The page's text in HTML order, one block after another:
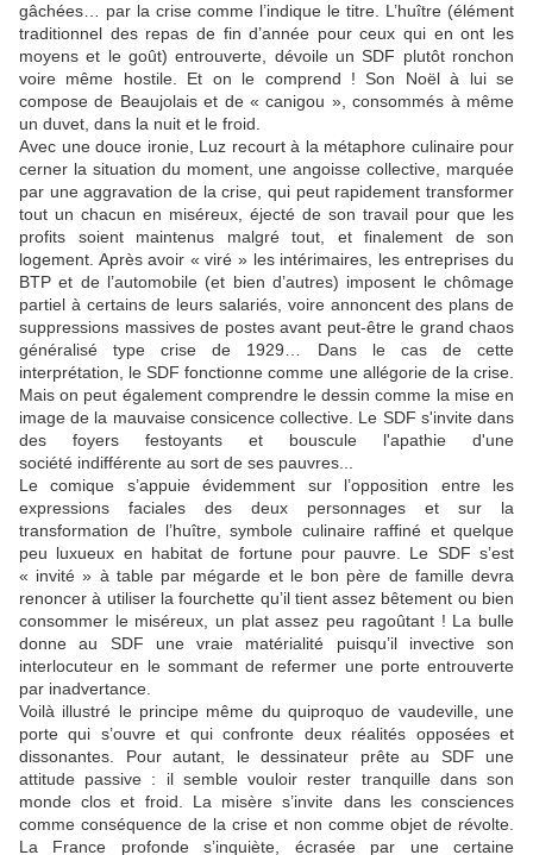
gâchées… par la crise comme l’indique le titre. L’huître (élément
traditionnel des repas de fin d’année pour ceux qui en ont les
moyens et le goût) entrouverte, dévoile un SDF plutôt ronchon
voire même hostile. Et on le comprend ! Son Noël à lui se
compose de Beaujolais et de « canigou », consommés à même
un duvet, dans la nuit et le froid.
Avec une douce ironie, Luz recourt à la métaphore culinaire pour
cerner la situation du moment, une angoisse collective, marquée
par une aggravation de la crise, qui peut rapidement transformer
tout un chacun en miséreux, éjecté de son travail pour que les
profits soient maintenus malgré tout, et finalement de son
logement. Après avoir « viré » les intérimaires, les entreprises du
BTP et de l’automobile (et bien d’autres) imposent le chômage
partiel à certains de leurs salariés, voire annoncent des plans de
suppressions massives de postes avant peut-être le grand chaos
généralisé type crise de 1929… Dans le cas de cette
interprétation, le SDF fonctionne comme une allégorie de la crise.
Mais on peut également comprendre le dessin comme la mise en
image de la mauvaise consicence collective. Le SDF s'invite dans
des foyers festoyants et bouscule l'apathie d'une
société indifférente au sort de ses pauvres...
Le comique s’appuie évidemment sur l’opposition entre les
expressions faciales des deux personnages et sur la
transformation de l’huître, symbole culinaire raffiné et quelque
peu luxueux en habitat de fortune pour pauvre. Le SDF s’est
« invité » à table par mégarde et le bon père de famille devra
renoncer à utiliser la fourchette qu’il tient assez bêtement ou bien
consommer le miséreux, un plat assez peu ragoûtant ! La bulle
donne au SDF une vraie matérialité puisqu’il invective son
interlocuteur en le sommant de refermer une porte entrouverte
par inadvertance.
Voilà illustré le principe même du quiproquo de vaudeville, une
porte qui s’ouvre et qui confronte deux réalités opposées et
dissonantes. Pour autant, le dessinateur prête au SDF une
attitude passive : il semble vouloir rester tranquille dans son
monde clos et froid. La misère s’invite dans les consciences
comme conséquence de la crise et non comme objet de révolte.
La France profonde s’inquiète, écrasée par une certaine